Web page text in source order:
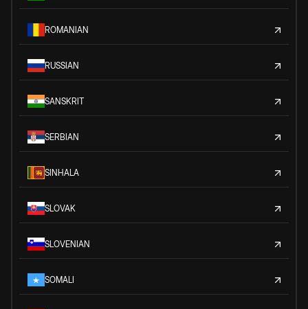
ROMANIAN
RUSSIAN
SANSKRIT
SERBIAN
SINHALA
SLOVAK
SLOVENIAN
SOMALI